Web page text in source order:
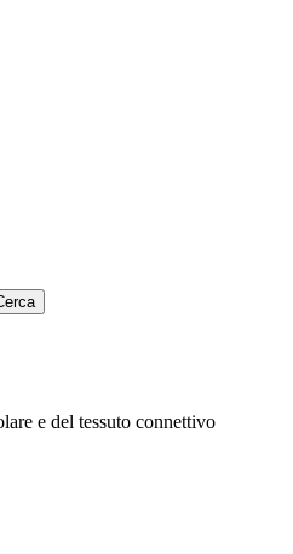
e del tessuto connettivo